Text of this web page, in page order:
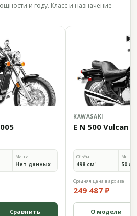
и году. Класс и назначение
Масса
Нет данных
Сравнить
KAWASAKI
E N 500 Vulcan
Объём
498 см³ 50
Средняя цена в архиве
249 487 ₽
О модели